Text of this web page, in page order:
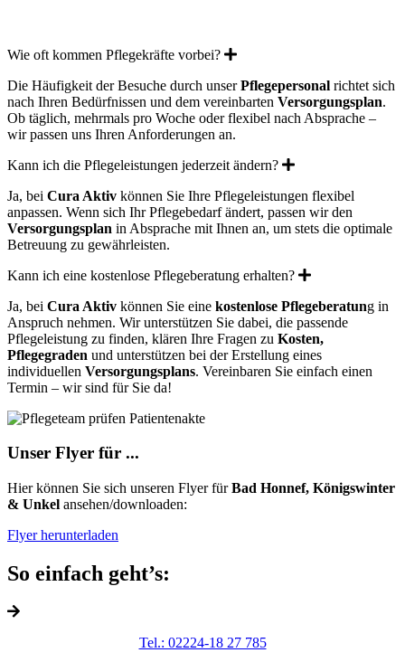
Wie oft kommen Pflegekräfte vorbei? Expand
Die Häufigkeit der Besuche durch unserPflegepersonal richtet sich
nach Ihren Bedürfnissen und dem vereinbarten Versorgungsplan.
Ob täglich, mehrmals pro Woche oder flexibel nach Absprache –
wir passen uns Ihren Anforderungen an.
Kann ich die Pflegeleistungen jederzeit ändern?
Expand
Ja, bei Cura Aktiv können Sie Ihre Pflegeleistungen flexibel
anpassen. Wenn sich Ihr Pflegebedarf ändert, passen wir den
Versorgungsplan in Absprache mit Ihnen an, um stets die optimale
Betreuung zu gewährleisten.
Kann ich eine kostenlose Pflegeberatung erhalten?
Expand
Ja, bei Cura Aktiv können Sie eine kostenlose Pflegeberatung in
Anspruch nehmen. Wir unterstützen Sie dabei, die passende
Pflegeleistung zu finden, klären Ihre Fragen zu Kosten,
Pflegegraden und unterstützen bei der Erstellung eines
individuellen Versorgungsplans. Vereinbaren Sie einfach einen
Termin – wir sind für Sie da!
Unser Flyer für ...
Hier können Sie sich unseren Flyer fürBad Honnef, Königswinter
& Unkel ansehen/downloaden:
Flyer herunterladen
So einfach geht’s:
Tel.: 02224-18 27 785